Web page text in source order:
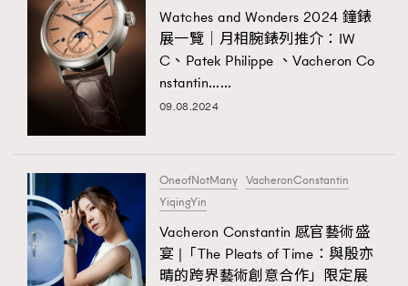
Watches and Wonders 2024 鐘錶
展一覽｜月相腕錶列推介：IW
C、Patek Philippe 、Vacheron Co
nstantin……
09.08.2024
OneofNotMany VacheronConstantin
YiqingYin
Vacheron Constantin 感官藝術盛
宴 |「The Pleats of Time：與殷亦
晴的跨界藝術創意合作」限定展